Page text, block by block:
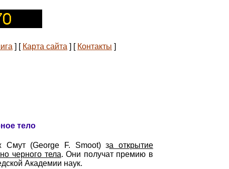
] [ Карта сайта ] [ Контакты ]
тело
Смут (George F. Smoot) за открытие
черного тела. Они получат премию в
Академии наук.